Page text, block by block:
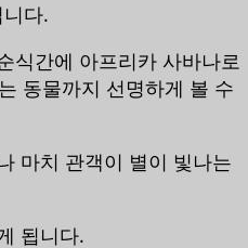
다.
식간에 아프리카 사바나로
동물까지 선명하게 볼 수
마치 관객이 별이 빛나는
됩니다.